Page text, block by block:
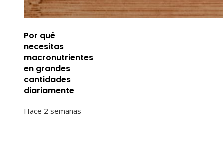
Por qué
necesitas
macronutrientes
en grandes
cantidades
diariamente
Hace 2 semanas